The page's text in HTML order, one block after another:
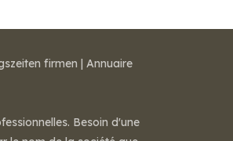
firmen | Annuaire
Besoin d'une